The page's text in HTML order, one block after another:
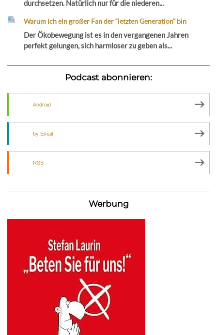
durchsetzen. Natürlich nur für die niederen...
Warum ich ein großer Fan der “letzten Generation” bin
Der Ökobewegung ist es in den vergangenen Jahren
perfekt gelungen, sich harmloser zu geben als...
Podcast abonnieren:
Android
by Email
RSS
Werbung